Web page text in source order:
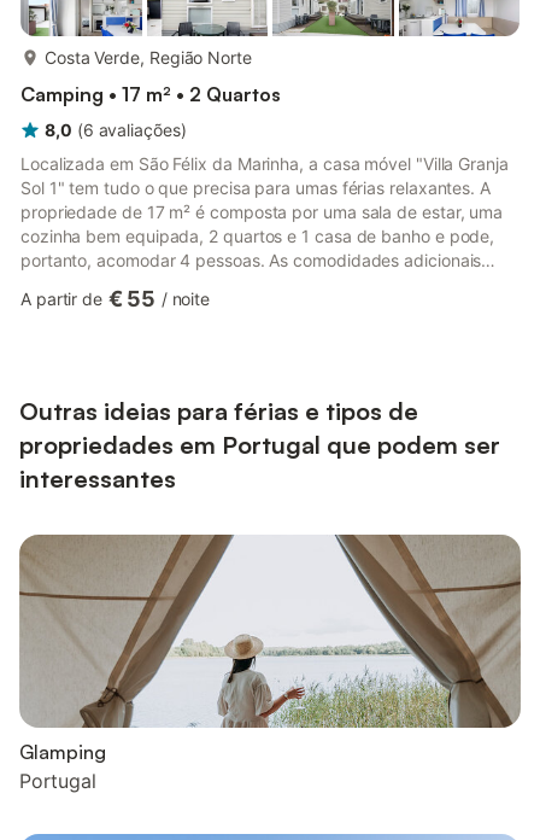
Costa Verde, Região Norte
Camping • 17 m² • 2 Quartos
8,0 (6 avaliações)
Localizada em São Félix da Marinha, a casa móvel "Villa Granja
Sol 1" tem tudo o que precisa para umas férias relaxantes. A
propriedade de 17 m² é composta por uma sala de estar, uma
cozinha bem equipada, 2 quartos e 1 casa de banho e pode,
portanto, acomodar 4 pessoas. As comodidades adicionais
partilhado para manhãs tranquilas. A propriedade está
bem-...
A partir de € 55 / noite
Outras ideias para férias e tipos de
propriedades em Portugal que podem ser
interessantes
Glamping
Portugal